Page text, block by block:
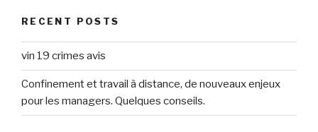
RECENT POSTS
vin 19 crimes avis
Confinement et travail à distance, de nouveaux enjeux
pour les managers. Quelques conseils.